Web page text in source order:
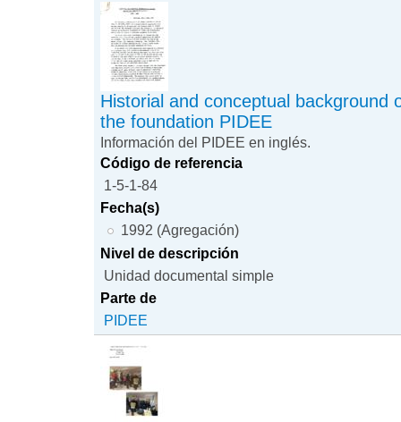
Historial and conceptual background
the foundation PIDEE
Información del PIDEE en inglés.
Código de referencia
1-5-1-84
Fecha(s)
1992 (Agregación)
Nivel de descripción
Unidad documental simple
Parte de
PIDEE